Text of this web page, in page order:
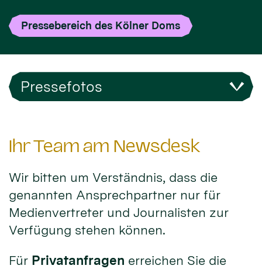
Pressebereich des Kölner Doms
Pressefotos
Ihr Team am Newsdesk
Wir bitten um Verständnis, dass die
genannten Ansprechpartner nur für
Medienvertreter und Journalisten zur
Verfügung stehen können.
Für Privatanfragen erreichen Sie die